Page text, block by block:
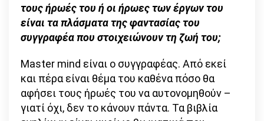
τους ήρωές του ή οι ήρωες των έργων του
είναι τα πλάσματα της φαντασίας του
συγγραφέα που στοιχειώνουν τη ζωή του;
Master mind είναι ο συγγραφέας. Από εκεί
και πέρα είναι θέμα του καθένα πόσο θα
αφήσει τους ήρωές του να αυτονομηθούν –
γιατί όχι, δεν το κάνουν πάντα. Τα βιβλία